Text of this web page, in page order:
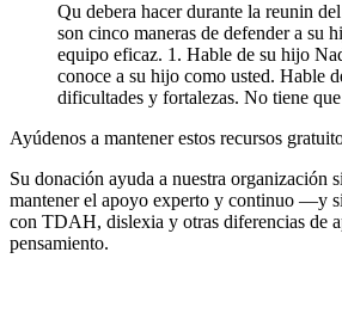
Qu debera hacer durante la reunin
son cinco maneras de defender a su
equipo eficaz. 1. Hable de su hijo
conoce a su hijo como usted. Hable
dificultades y fortalezas. No tiene
Ayúdenos a mantener estos recursos
Su donación ayuda a nuestra organización
mantener el apoyo experto y continuo —y
con TDAH, dislexia y otras diferencias de
pensamiento.